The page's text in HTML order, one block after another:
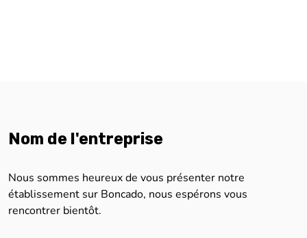
Nom de l'entreprise
Nous sommes heureux de vous présenter notre
établissement sur Boncado, nous espérons vous
rencontrer bientôt.